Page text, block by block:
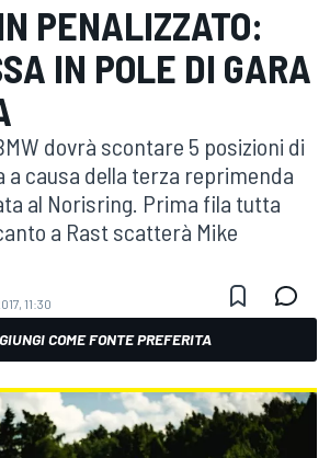
PENALIZZATO:
IN POLE DI GARA
dovrà scontare 5 posizioni di
a causa della terza reprimenda
al Norisring. Prima fila tutta
a Rast scatterà Mike
11:30
COME FONTE PREFERITA